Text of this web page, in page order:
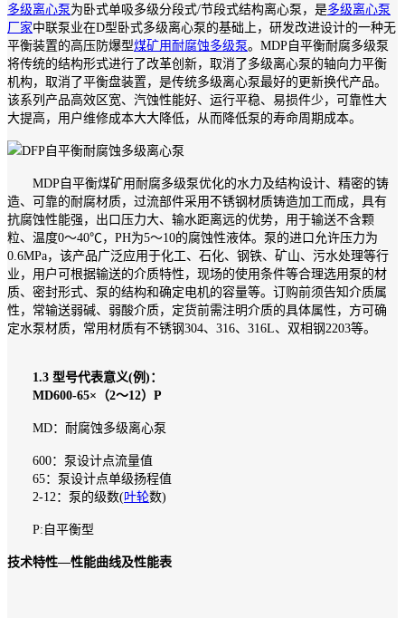
多级离心泵 为卧式单吸多级分段式/节段式结构离心泵，是多级离心泵
厂家中联泵业在D型卧式多级离心泵的基础上，研发改进设计的一种无
平衡装置的高压防爆型煤矿用耐腐蚀多级泵。MDP自平衡耐腐多级泵
将传统的结构形式进行了改革创新，取消了多级离心泵的轴向力平衡
机构，取消了平衡盘装置，是传统多级离心泵最好的更新换代产品。
该系列产品高效区宽、汽蚀性能好、运行平稳、易损件少，可靠性大
大提高，用户维修成本大大降低，从而降低泵的寿命周期成本。
MDP自平衡煤矿用耐腐多级泵优化的水力及结构设计、精密的铸
造、可靠的耐腐材质，过流部件采用不锈钢材质铸造加工而成，具有
抗腐蚀性能强，出口压力大、输水距离远的优势，用于输送不含颗
粒、温度0～40℃，PH为5～10的腐蚀性液体。泵的进口允许压力为
0.6MPa，该产品广泛应用于化工、石化、钢铁、矿山、污水处理等行
业，用户可根据输送的介质特性，现场的使用条件等合理选用泵的材
质、密封形式、泵的结构和确定电机的容量等。订购前须告知介质属
性，常输送弱碱、弱酸介质，定货前需注明介质的具体属性，方可确
定水泵材质，常用材质有不锈钢304、316、316L、双相钢2203等。
1.3 型号代表意义(例)：
MD600-65×（2～12）P
MD：耐腐蚀多级离心泵
600：泵设计点流量值
65：泵设计点单级扬程值
2-12：泵的级数(叶轮数)
P:自平衡型
技术特性—性能曲线及性能表